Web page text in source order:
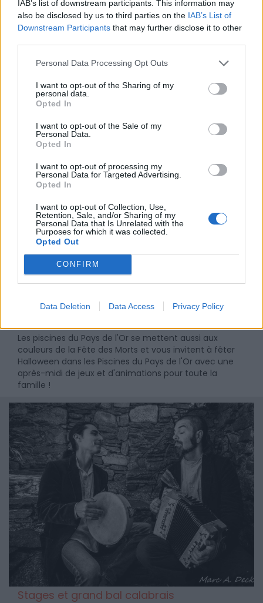
IAB’s list of downstream participants. This information may
also be disclosed by us to third parties on the IAB’s List of
Downstream Participants that may further disclose it to other
Personal Data Processing Opt Outs
I want to opt-out of the Sharing of my
personal data.
Opted In
I want to opt-out of the Sale of my
Personal Data.
Opted In
I want to opt-out of processing my
Personal Data for Targeted Advertising.
Opted In
I want to opt-out of Collection, Use,
Retention, Sale, and/or Sharing of my
Personal Data that Is Unrelated with the
Purposes for which it was collected.
Opted Out
CONFIRM
Data Deletion Data Access Privacy Policy
Les Grands Yeux - Festival du
Documentaire Jeune Public
An partenariat avec ARTE, les Grands Yeux, le Festival
grands à découvrir des documentaires, à échanger et
à voter pour le meilleur documentaire. Un week-end
cinématographique en perspective !
Les piscines du Pays de l'Or se mettent aussi aux
couleurs de la Fête des Morts et vous invitent à fêter
Halloween dans les Piscines du Pays de l'Or avec une
après-midi de jeux et d'animations pour toute la
famille !
Stages et grand bal calabrais